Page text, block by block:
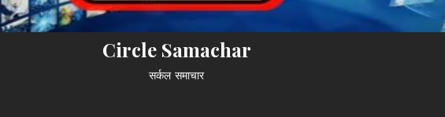
Circle Samachar
सर्कल समाचार